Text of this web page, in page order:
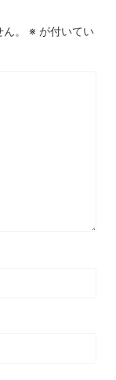
。 ※ が付いてい